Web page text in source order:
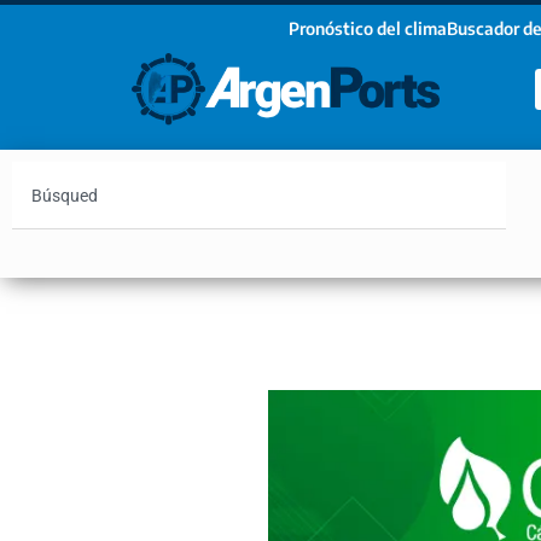
Pronóstico del climaBuscador
¡Sumate a nuestro Newsletter!
Email
Estoy de acuerdo con las condiciones y políticas